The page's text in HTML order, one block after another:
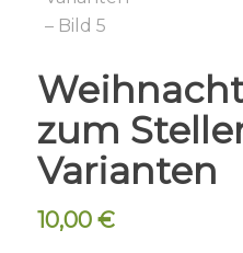
zum
Varianten
10,00 €